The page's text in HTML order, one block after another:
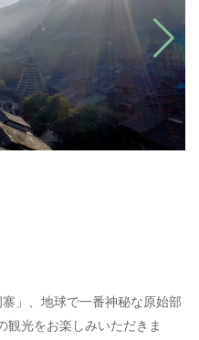
」、地球で一番神秘な原始部
観光をお楽しみいただきま